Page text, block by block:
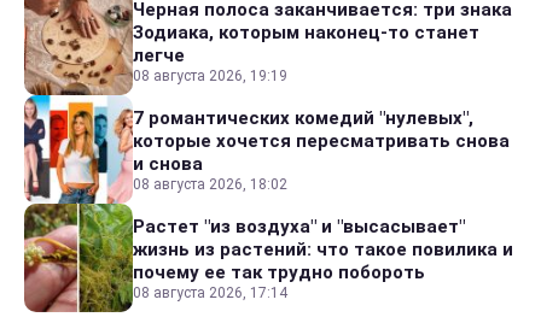
Черная полоса заканчивается: три знака
Зодиака, которым наконец-то станет
легче
08 августа 2026, 19:19
7 романтических комедий "нулевых",
которые хочется пересматривать снова
и снова
08 августа 2026, 18:02
Растет "из воздуха" и "высасывает"
жизнь из растений: что такое повилика и
почему ее так трудно побороть
08 августа 2026, 17:14